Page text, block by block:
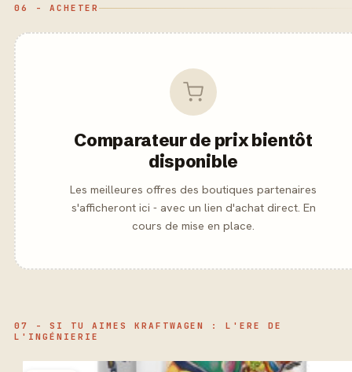
06 - ACHETER
Comparateur de prix bientôt
disponible
Les meilleures offres des boutiques partenaires
s'afficheront ici - avec un lien d'achat direct. En
cours de mise en place.
07 - SI TU AIMES KRAFTWAGEN : L'ERE DE
L'INGÉNIERIE